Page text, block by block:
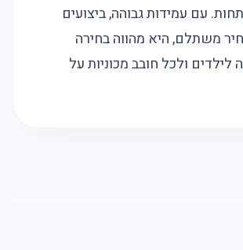
עם עמידות גבוהה, ביצועים
משתלם, היא מהווה בחירה
לילדים ולכל חובב מכוניות על